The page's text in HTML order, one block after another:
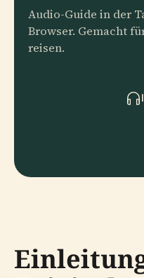
Audio-Guide in der
Browser. Gemacht
reisen.